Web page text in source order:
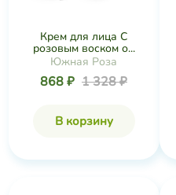
Крем для лица С
розовым воском о...
Южная Роза
868 ₽ 1 328 ₽
В корзину